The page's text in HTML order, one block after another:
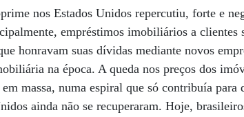
nos Estados Unidos repercutiu, forte e
empréstimos imobiliários a clientes
honravam suas dívidas mediante novos
na época. A queda nos preços dos
massa, numa espiral que só contribuía
ainda não se recuperaram. Hoje,